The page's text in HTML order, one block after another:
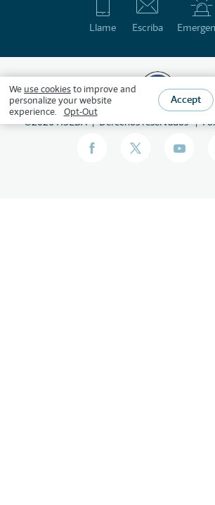
Llame Escriba
©2026HSLDA Derechos reservados
We use cookiesto improve and
personalize your website
experience.
Opt-Out
Accept